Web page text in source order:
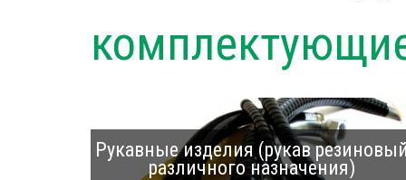
Рукавные изделия (рукав
различного назначения)